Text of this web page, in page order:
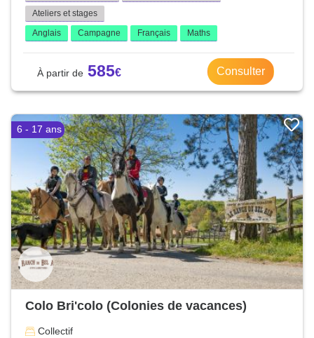
Ateliers et stages
Anglais
Campagne Français Maths
585 Consulter
6 - 17 ans
Colo Bri'colo (Colonies de vacances)
Collectif